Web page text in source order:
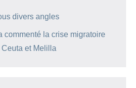
divers angles
commenté la crise migratoire
et Melilla